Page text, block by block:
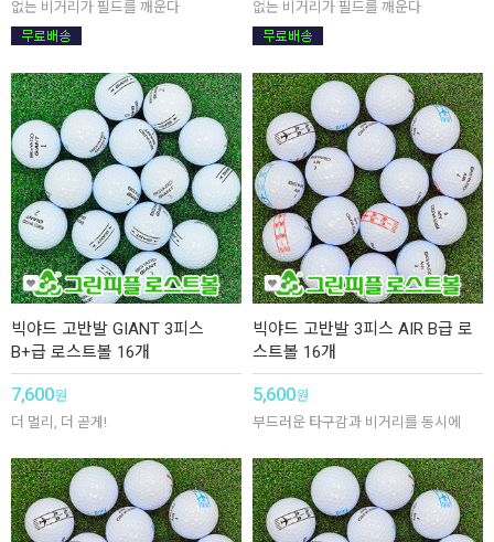
없는 비거리가 필드를 깨운다
없는 비거리가 필드를 깨운다
빅야드 고반발 GIANT 3피스
B+급 로스트볼 16개
7,600원
더 멀리, 더 곧게!
빅야드 고반발 3피스 AIR B급 로
스트볼 16개
5,600원
부드러운 타구감과 비거리를 동시에